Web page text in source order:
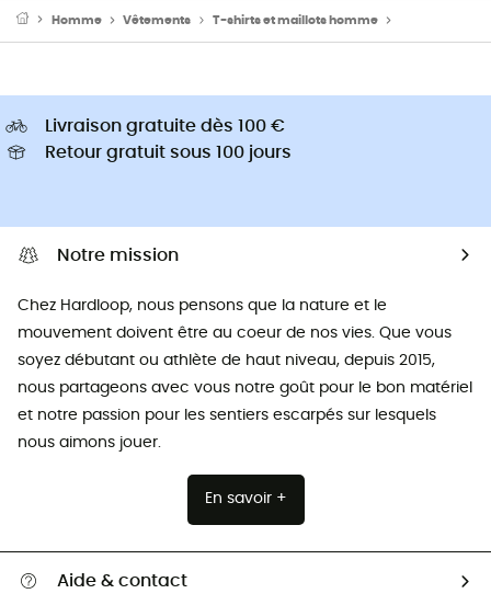
Homme Vêtements T-shirts et maillots homme
Livraison gratuite dès 100 €
Retour gratuit sous 100 jours
Notre mission
Chez Hardloop, nous pensons que la nature et le
mouvement doivent être au coeur de nos vies. Que vous
soyez débutant ou athlète de haut niveau, depuis 2015,
nous partageons avec vous notre goût pour le bon matériel
et notre passion pour les sentiers escarpés sur lesquels
nous aimons jouer.
En savoir +
Aide & contact